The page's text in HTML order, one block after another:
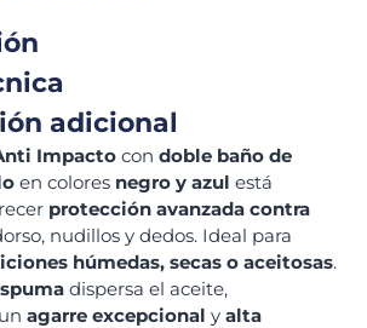
adicional
Impacto con doble baño de
en colores negro y azul está
protección avanzada contra
nudillos y dedos. Ideal para
húmedas, secas o aceitosas.
dispersa el aceite,
agarre excepcional y alta